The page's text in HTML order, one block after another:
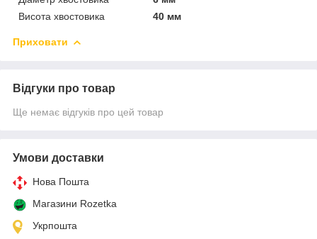
Висота хвостовика
40 мм
Приховати
Відгуки про товар
Ще немає відгуків про цей товар
Умови доставки
Нова Пошта
Магазини Rozetka
Укрпошта